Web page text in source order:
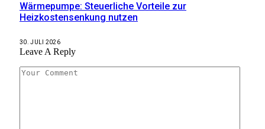
Wärmepumpe: Steuerliche Vorteile zur
Heizkostensenkung nutzen
30. JULI 2026
Leave A Reply